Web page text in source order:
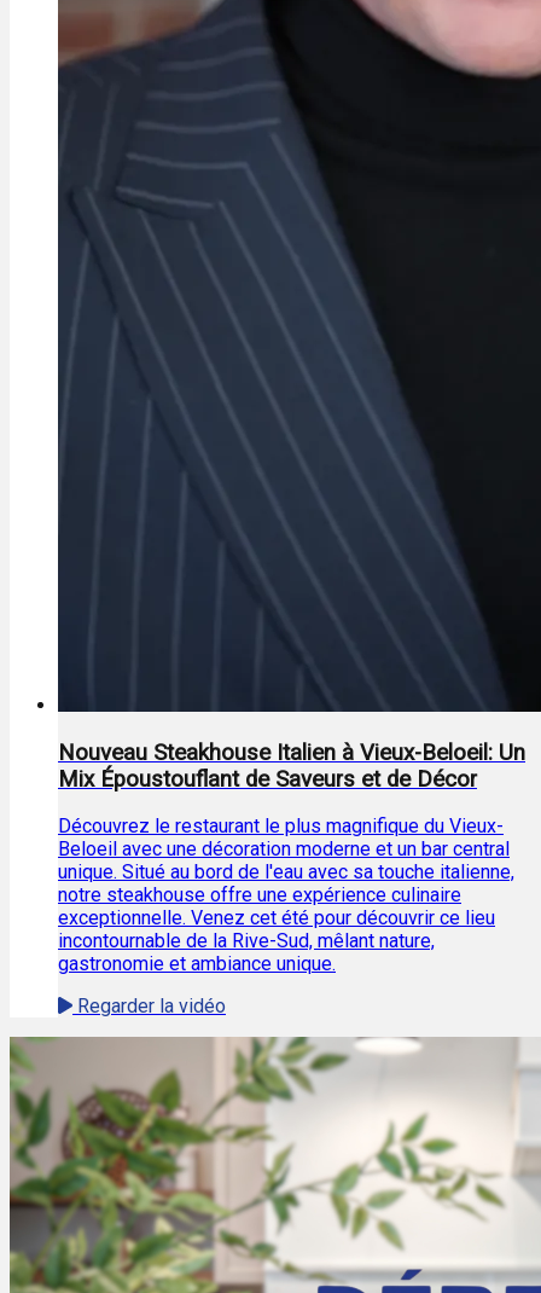
Nouveau Steakhouse Italien à Vieux-Beloeil: Un
Mix Époustouflant de Saveurs et de Décor
Découvrez le restaurant le plus magnifique du Vieux-
Beloeil avec une décoration moderne et un bar central
unique. Situé au bord de l'eau avec sa touche italienne,
notre steakhouse offre une expérience culinaire
exceptionnelle. Venez cet été pour découvrir ce lieu
incontournable de la Rive-Sud, mêlant nature,
gastronomie et ambiance unique.
Regarder la vidéo